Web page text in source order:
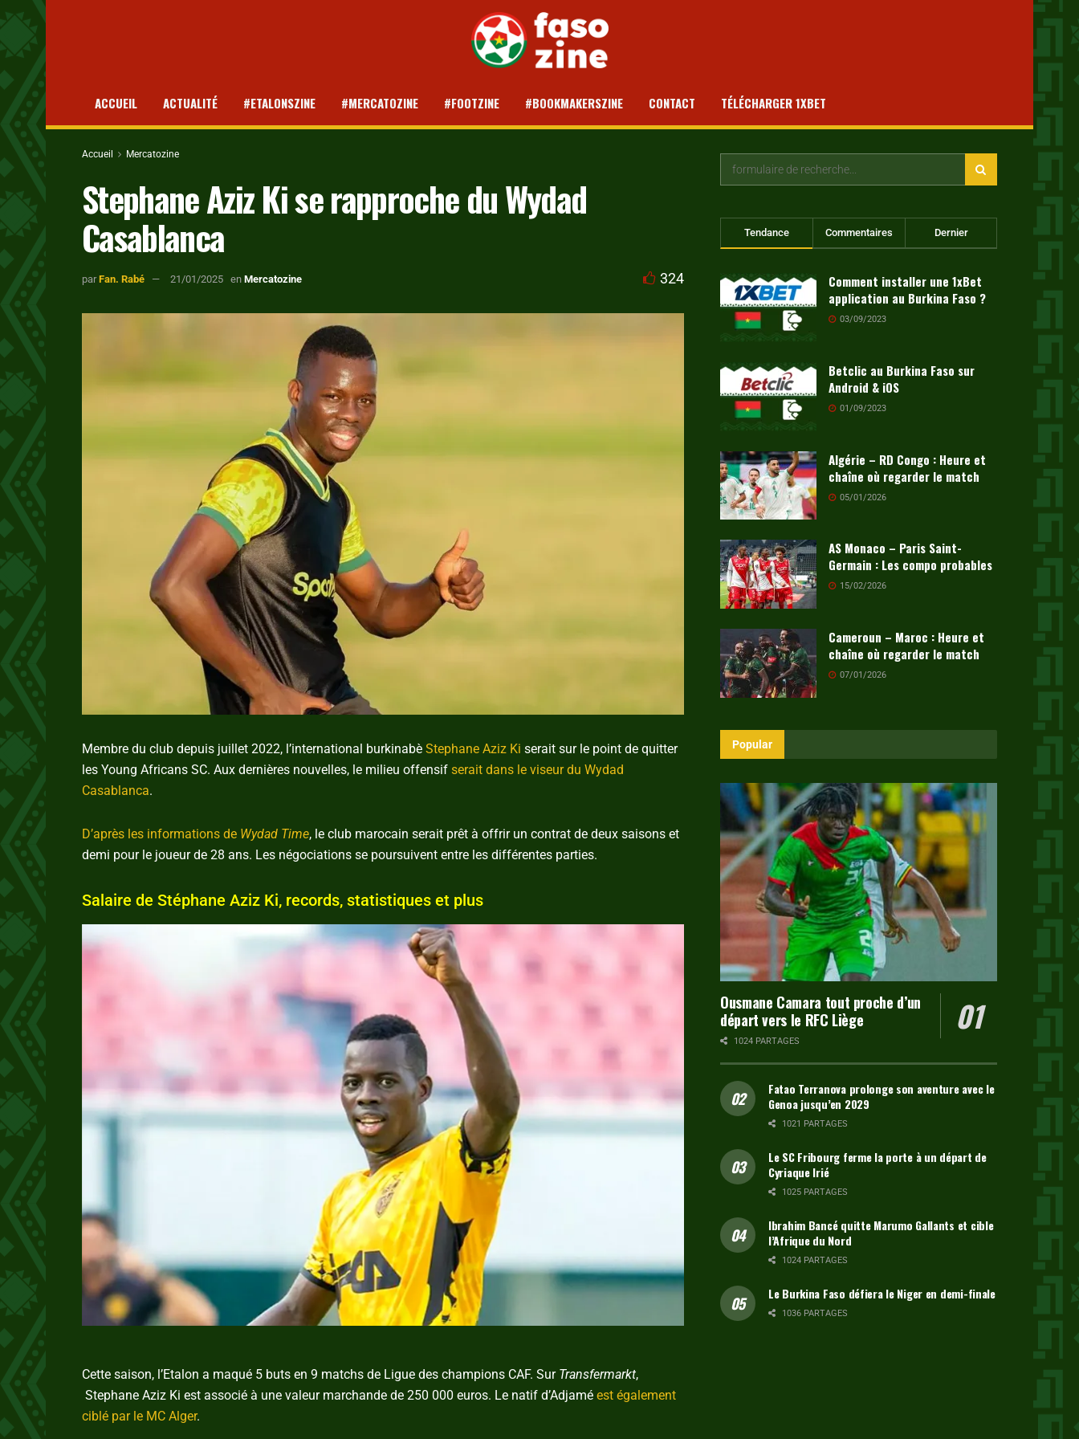
ACCUEIL ACTUALITÉ #ETALONSZINE #MERCATOZINE #FOOTZINE #BOOKMAKERSZINE CONTACT TÉLÉCHARGER 1XBET
Accueil Mercatozine
Stephane Aziz Ki se rapproche du Wydad
Casablanca
par Fan. Rabé 21/01/2025 en Mercatozine 324
Membre du club depuis juillet 2022, l’international burkinabè Stephane Aziz Ki serait sur le point de quitter
les Young Africans SC. Aux dernières nouvelles, le milieu offensif serait dans le viseur du Wydad
Casablanca.
D’après les informations de Wydad Time, le club marocain serait prêt à offrir un contrat de deux saisons et
demi pour le joueur de 28 ans. Les négociations se poursuivent entre les différentes parties.
Salaire de Stéphane Aziz Ki, records, statistiques et plus
Cette saison, l’Etalon a maqué 5 buts en 9 matchs de Ligue des champions CAF. Sur Transfermarkt,
Stephane Aziz Ki est associé à une valeur marchande de 250 000 euros. Le natif d’Adjamé est également
ciblé par le MC Alger.
Tendance Commentaires Dernier
Comment installer une 1xBet
application au Burkina Faso ?
03/09/2023
Betclic au Burkina Faso sur
Android & iOS
01/09/2023
Algérie – RD Congo : Heure et
chaîne où regarder le match
05/01/2026
AS Monaco – Paris Saint-
Germain : Les compo probables
15/02/2026
Cameroun – Maroc : Heure et
chaîne où regarder le match
07/01/2026
Popular
Ousmane Camara tout proche d’un
départ vers le RFC Liège
1024 PARTAGES
Fatao Terranova prolonge son aventure avec le
Genoa jusqu’en 2029
1021 PARTAGES
Le SC Fribourg ferme la porte à un départ de
Cyriaque Irié
1025 PARTAGES
Ibrahim Bancé quitte Marumo Gallants et cible
l’Afrique du Nord
1024 PARTAGES
Le Burkina Faso défiera le Niger en demi-finale
1036 PARTAGES